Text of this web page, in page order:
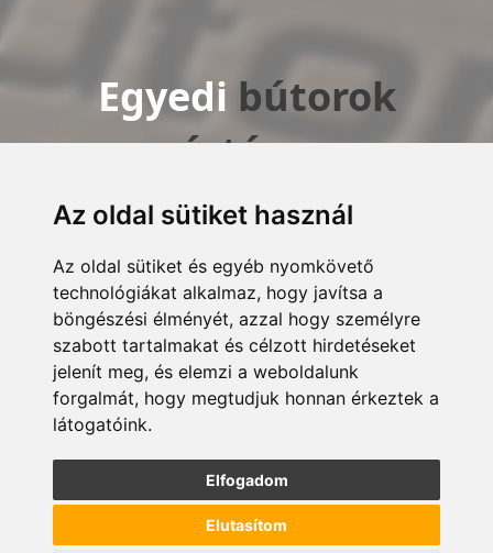
Az oldal sütiket használ
Az oldal sütiket és egyéb nyomkövető
technológiákat alkalmaz, hogy javítsa a
böngészési élményét, azzal hogy személyre
szabott tartalmakat és célzott hirdetéseket
jelenít meg, és elemzi a weboldalunk
forgalmát, hogy megtudjuk honnan érkeztek a
látogatóink.
Elfogadom
Elutasítom
Egyedi bútorok
gyártásaaz
Ön igényeiszerint!
Termékek Kapcsolatfelvétel
Sütheő Bútor Kft.